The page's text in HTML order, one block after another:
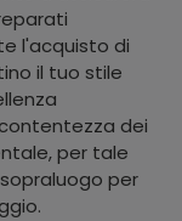
l'acquisto di
il tuo stile
dei
per tale
per